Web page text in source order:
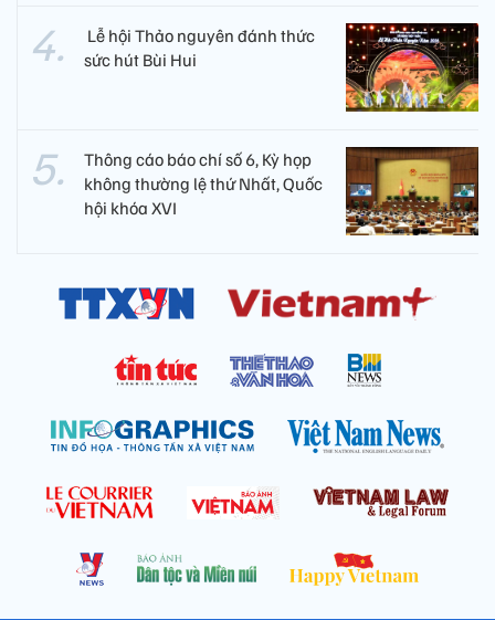
​ Lễ hội Thảo nguyên đánh thức
sức hút Bùi Hui
Thông cáo báo chí số 6, Kỳ họp
không thường lệ thứ Nhất, Quốc
hội khóa XVI